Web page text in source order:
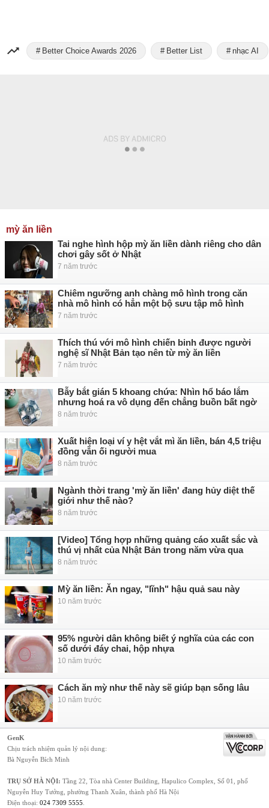
Better Choice Awards 2026 Better List nhạc AI
mỳ ăn liền
Tai nghe hình hộp mỳ ăn liền dành riêng cho dân
chơi gây sốt ở Nhật
7 năm trước
Chiêm ngưỡng anh chàng mô hình trong căn
nhà mô hình có hẳn một bộ sưu tập mô hình
7 năm trước
Thích thú với mô hình chiến binh được người
nghệ sĩ Nhật Bản tạo nên từ mỳ ăn liền
7 năm trước
Bẫy bắt gián 5 khoang chứa: Nhìn hổ báo lắm
nhưng hoá ra vô dụng đến chẳng buồn bất ngờ
8 năm trước
Xuất hiện loại ví y hệt vắt mì ăn liền, bán 4,5 triệu
đồng vẫn ối người mua
8 năm trước
Ngành thời trang 'mỳ ăn liền' đang hủy diệt thế
giới như thế nào?
8 năm trước
[Video] Tổng hợp những quảng cáo xuất sắc và
thú vị nhất của Nhật Bản trong năm vừa qua
8 năm trước
Mỳ ăn liền: Ăn ngay, "lĩnh" hậu quả sau này
10 năm trước
95% người dân không biết ý nghĩa của các con
số dưới đáy chai, hộp nhựa
10 năm trước
Cách ăn mỳ như thế này sẽ giúp bạn sống lâu
10 năm trước
GenK
Chịu trách nhiệm quản lý nội dung:
Bà Nguyễn Bích Minh
TRỤ SỞ HÀ NỘI: Tầng 22, Tòa nhà Center Building, Hapulico Complex, Số 01, phố
Nguyễn Huy Tưởng, phường Thanh Xuân, thành phố Hà Nội
Điện thoại: 024 7309 5555